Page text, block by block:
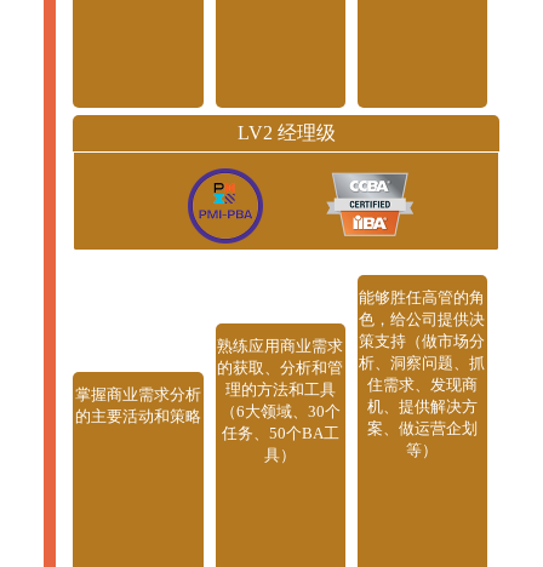
LV2 经理级
掌握商业需求分析
的主要活动和策略
熟练应用商业需求
的获取、分析和管
理的方法和工具
（6大领域、30个
任务、50个BA工
具）
能够胜任高管的角
色，给公司提供决
策支持（做市场分
析、洞察问题、抓
住需求、发现商
机、提供解决方
案、做运营企划
等）